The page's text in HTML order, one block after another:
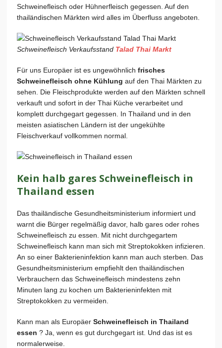
Schweinefleisch oder Hühnerfleisch gegessen. Auf den
thailändischen Märkten wird alles im Überfluss angeboten.
Schweinefleisch Verkaufsstand Talad Thai Markt
Für uns Europäer ist es ungewöhnlich frisches
Schweinefleisch ohne Kühlung auf den Thai Märkten zu
sehen. Die Fleischprodukte werden auf den Märkten schnell
verkauft und sofort in der Thai Küche verarbeitet und
komplett durchgegart gegessen. In Thailand und in den
meisten asiatischen Ländern ist der ungekühlte
Fleischverkauf vollkommen normal.
Kein halb gares Schweinefleisch in
Thailand essen
Das thailändische Gesundheitsministerium informiert und
warnt die Bürger re­gel­mä­ßig davor, halb gares oder rohes
Schweinefleisch zu essen. Mit nicht durchgegartem
Schweinefleisch kann man sich mit Streptokokken infizieren.
An so einer Bakterieninfektion kann man auch sterben. Das
Gesundheitsministerium empfiehlt den thailändischen
Verbrauchern das Schweinefleisch mindestens zehn
Minuten lang zu kochen um Bakterieninfekten mit
Streptokokken zu vermeiden.
Kann man als Europäer Schweinefleisch in Thailand
essen ? Ja, wenn es gut durchgegart ist. Und das ist es
normalerweise.